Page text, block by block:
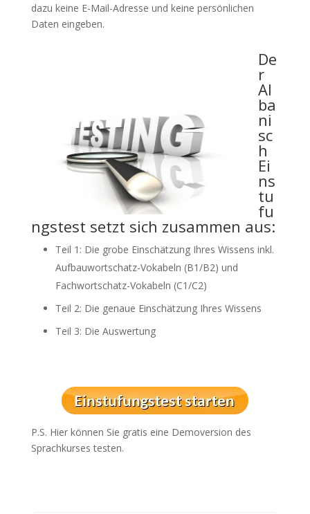
dazu keine E-Mail-Adresse und keine persönlichen
Daten eingeben.
De
r
Al
ba
ni
sc
h
Ei
ns
tu
fu
ngstest setzt sich zusammen aus:
Teil 1: Die grobe Einschätzung Ihres Wissens inkl.
Aufbauwortschatz-Vokabeln (B1/B2) und
Fachwortschatz-Vokabeln (C1/C2)
Teil 2: Die genaue Einschätzung Ihres Wissens
Teil 3: Die Auswertung
P.S. Hier können Sie gratis eine Demoversion des
Sprachkurses testen.